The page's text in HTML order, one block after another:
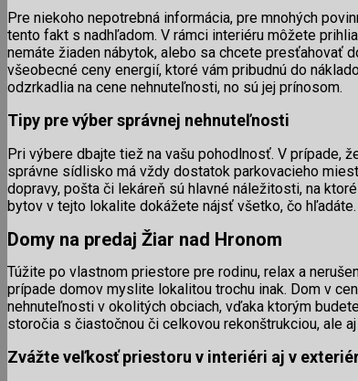
Pre niekoho nepotrebná informácia, pre mnohých
tento fakt s nadhľadom. V rámci interiéru môžete
nemáte žiaden nábytok, alebo sa chcete presťahovať
všeobecné ceny energií, ktoré vám pribudnú do
odzrkadlia na cene nehnuteľnosti, no sú jej prínosom.
Tipy pre výber správnej nehnuteľnosti
Pri výbere dbajte tiež na vašu pohodlnosť. V prípade,
správne sídlisko má vždy dostatok parkovacieho
dopravy, pošta či lekáreň sú hlavné náležitosti, na
bytov v tejto lokalite dokážete nájsť všetko, čo hľadáte.
Domy na predaj Žiar nad Hronom
Túžite po vlastnom priestore pre rodinu, relax a
prípade domov myslite lokalitou trochu inak. Dom v
nehnuteľnosti v okolitých obciach, vďaka ktorým
storočia s čiastočnou či celkovou rekonštrukciou, ale
Zvážte veľkosť priestoru v interiéri aj v